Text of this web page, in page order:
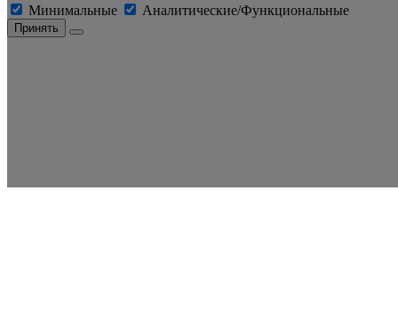
Минимальные Аналитические/Функциональные
Принять